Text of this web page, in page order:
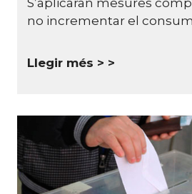
no incrementar el
Llegir més >